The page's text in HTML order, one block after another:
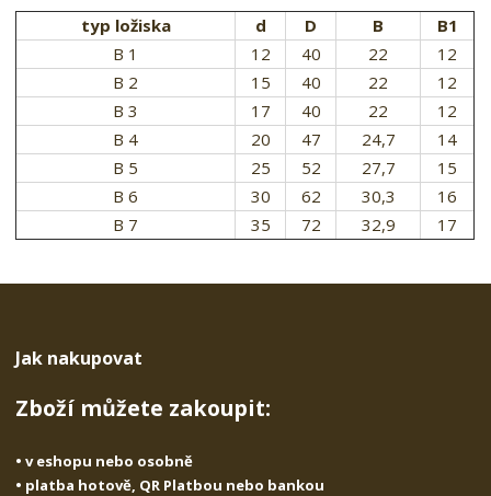
typ ložiska d D B
B1
B 1
12 40 22
12
B 2
15 40 22
12
B 3
17 40 22
12
B 4
20 47 24,7
14
B 5
25 52 27,7
15
B 6
30 62 30,3
16
B 7
35 72 32,9 17
Jak nakupovat
Zboží můžete zakoupit:
• v eshopu nebo osobně
• platba hotově, QR Platbou nebo bankou